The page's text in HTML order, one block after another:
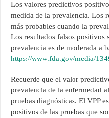
Los valores predictivos
medida de la prevalencia. Los
más probables cuando la
Los resultados falsos positivos
prevalencia es de moderada a
https://www.fda.gov/media/
Recuerde que el valor
prevalencia de la enfermedad
pruebas diagnósticas. El VPP
positivos de las pruebas que